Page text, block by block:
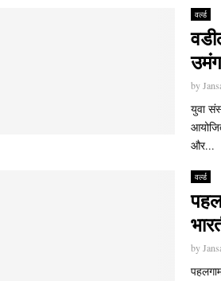
वर्ल्ड
by
युवा
और...
वर्ल्ड
by